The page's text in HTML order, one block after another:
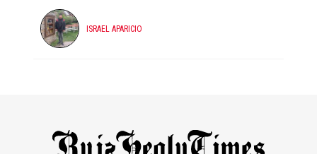
ISRAEL APARICIO